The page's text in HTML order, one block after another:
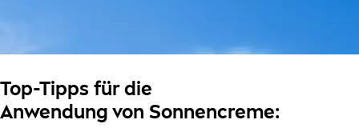
Top-Tipps für die
Anwendung von Sonnencreme: